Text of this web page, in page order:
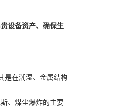
设备资产、确保生
是在潮湿、金属结构
、煤尘爆炸的主要